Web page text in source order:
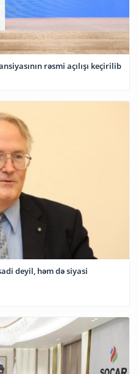
rəsmi açılışı keçirilib
deyil, həm də siyasi